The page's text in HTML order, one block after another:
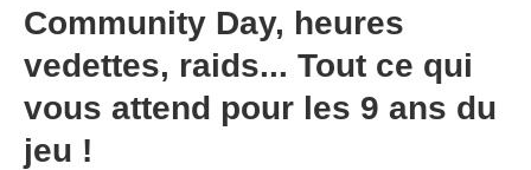
Community Day, heures
vedettes, raids... Tout ce qui
vous attend pour les 9 ans du
jeu !